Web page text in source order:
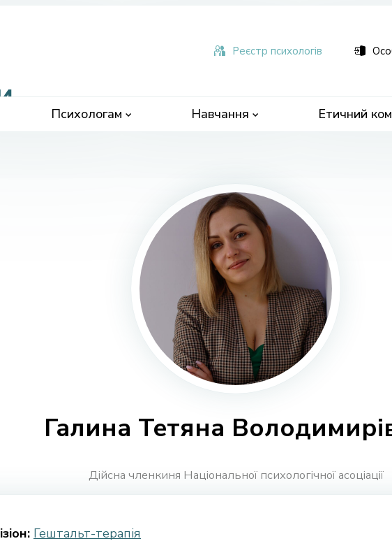
Психологам Навчання Етичний
Реєстр психологів
Галина Тетяна
Дійсна членкиня Національної психологічної асоціації
Гештальт-терапія